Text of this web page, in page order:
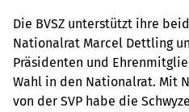
Die BVSZ unterstützt ihre
Nationalrat Marcel Dettling
Präsidenten und
Wahl in den Nationalrat. Mit
von der SVP habe die